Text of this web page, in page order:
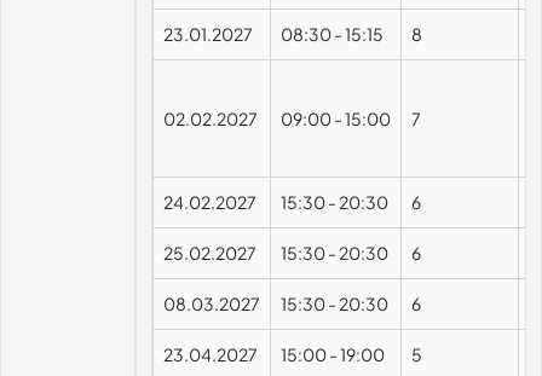
23.01.2027 08:30-15:15 8
02.02.2027 09:00-15:00 7
24.02.2027 15:30- 20:30 6
25.02.2027 15:30- 20:30 6
08.03.2027 15:30- 20:30 6
23.04.2027 15:00-19:00 5